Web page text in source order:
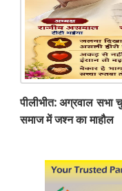
पीलीभीत: अग्रवाल सभा
समाज में जश्न का माहौल